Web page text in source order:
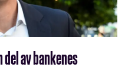
av bankenes